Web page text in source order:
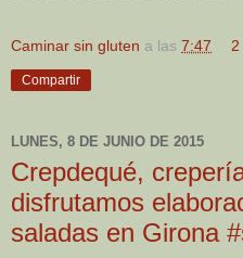
Caminar sin gluten a las 7:47
Compartir
LUNES, 8 DE JUNIO DE 2015
Crepdequé,
disfrutamos
saladas en Girona